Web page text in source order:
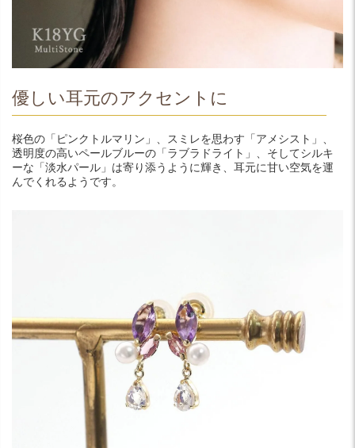
優しい耳元のアクセントに
桜色の「ピンクトルマリン」、スミレを思わす「アメシスト」、
透明度の高いペールブルーの「ラブラドライト」、そしてシルキ
ーな「淡水パール」は寄り添うように輝き、耳元に甘い空気を運
んでくれるようです。